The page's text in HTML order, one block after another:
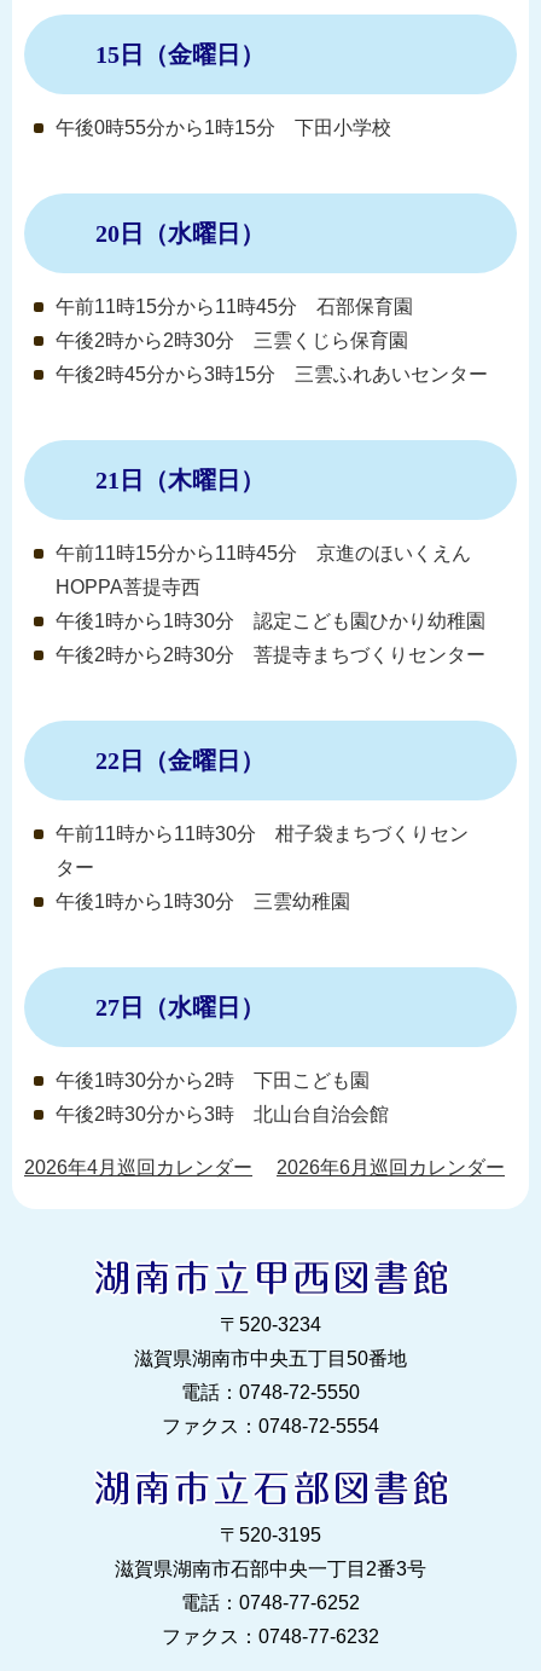
15日（金曜日）
午後0時55分から1時15分 下田小学校
20日（水曜日）
午前11時15分から11時45分 石部保育園
午後2時から2時30分 三雲くじら保育園
午後2時45分から3時15分 三雲ふれあいセンター
21日（木曜日）
午前11時15分から11時45分 京進のほいくえん
HOPPA菩提寺西
午後1時から1時30分 認定こども園ひかり幼稚園
午後2時から2時30分 菩提寺まちづくりセンター
22日（金曜日）
午前11時から11時30分 柑子袋まちづくりセン
ター
午後1時から1時30分 三雲幼稚園
27日（水曜日）
午後1時30分から2時 下田こども園
午後2時30分から3時 北山台自治会館
2026年4月巡回カレンダー 2026年6月巡回カレンダー
〒520‐3234
滋賀県湖南市中央五丁目50番地
電話：0748‐72‐5550
ファクス：0748‐72‐5554
〒520‐3195
滋賀県湖南市石部中央一丁目2番3号
電話：0748‐77‐6252
ファクス：0748‐77‐6232